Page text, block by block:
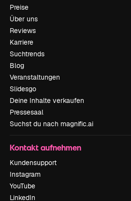
Preise
Über uns
Reviews
Karriere
Suchtrends
Blog
Veranstaltungen
Slidesgo
Deine Inhalte verkaufen
Pressesaal
Suchst du nach magnific.ai
Kontakt aufnehmen
Kundensupport
Instagram
YouTube
LinkedIn